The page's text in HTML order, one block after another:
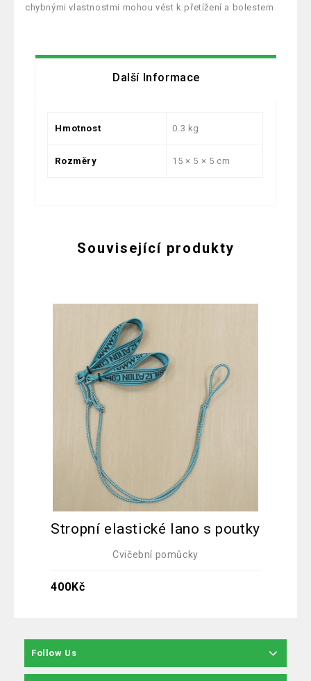
chybnými vlastnostmi mohou vést k přetížení a bolestem
Další Informace
Hmotnost 0.3 kg
Rozměry 15 × 5 × 5 cm
Související produkty
Stropní elastické lano s poutky
Cvičební pomůcky
400Kč
Follow Us